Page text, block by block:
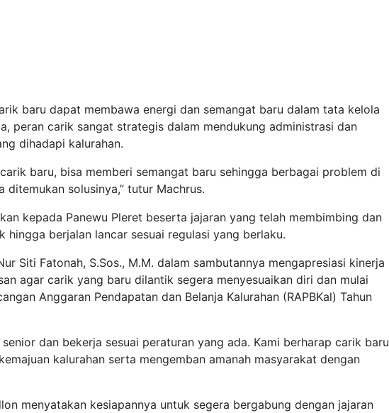
baru dapat membawa energi dan semangat baru dalam tata kelola
peran carik sangat strategis dalam mendukung administrasi dan
dihadapi kalurahan.
baru, bisa memberi semangat baru sehingga berbagai problem di
ditemukan solusinya,” tutur Machrus.
kepada Panewu Pleret beserta jajaran yang telah membimbing dan
hingga berjalan lancar sesuai regulasi yang berlaku.
Siti Fatonah, S.Sos., M.M. dalam sambutannya mengapresiasi kinerja
agar carik yang baru dilantik segera menyesuaikan diri dan mulai
Anggaran Pendapatan dan Belanja Kalurahan (RAPBKal) Tahun
dan bekerja sesuai peraturan yang ada. Kami berharap carik baru
kalurahan serta mengemban amanah masyarakat dengan
menyatakan kesiapannya untuk segera bergabung dengan jajaran